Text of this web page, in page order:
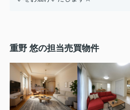
重野 悠の担当売買物件